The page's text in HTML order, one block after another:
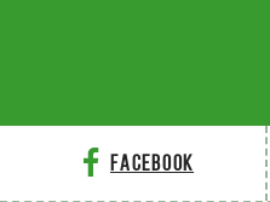
Facebook